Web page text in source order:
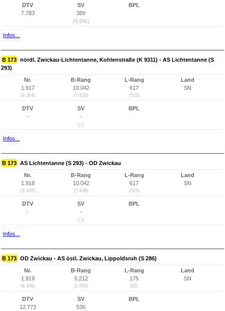
DTV
7.783
SV
389
(5,0%)
BPL
Infos...
B 173 nördl. Zwickau-Lichtentanne, Kohlenstraße (K 9311) - AS Lichtentanne (S
293)
Nr.
1.917
(9.304)
B-Rang
10.042
(7.638)
L-Rang
617
(525)
Land
SN
DTV
-
SV
-
(-)
BPL
Infos...
B 173 AS Lichtentanne (S 293) - OD Zwickau
Nr.
1.918
(9.305)
B-Rang
10.042
(7.638)
L-Rang
617
(525)
Land
SN
DTV
-
SV
-
(-)
BPL
Infos...
B 173 OD Zwickau - AS östl. Zwickau, Lippoldsruh (S 286)
Nr.
1.919
(9.306)
B-Rang
5.212
(2.845)
L-Rang
175
(83)
Land
SN
DTV
12.773
SV
536
BPL